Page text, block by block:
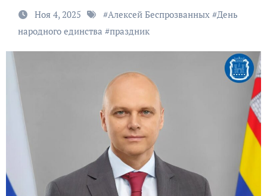
Ноя 4, 2025 #Алексей Беспрозванных#День
народного единства #праздник